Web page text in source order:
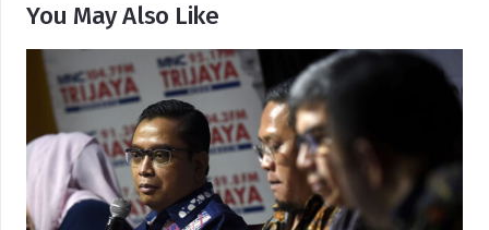
You May Also Like